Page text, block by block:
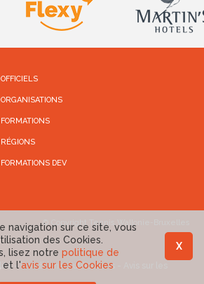
OFFICIELS
ORGANISATIONS
FORMATIONS
RÉGIONS
FORMATIONS DEV
© Copyright Tennis Wallonie-Bruxelles
-Conditions d'utilisations
X
navigation sur ce site, vous
des Cookies.
lisez notre politique de
, et l'avis sur les Cookies